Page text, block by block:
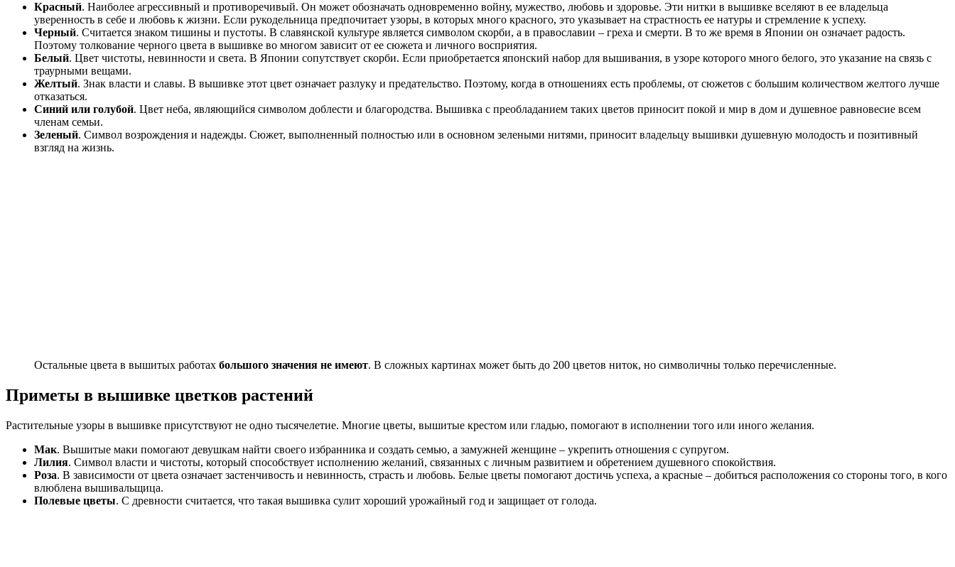
Красный. Наиболее агрессивный и противоречивый. Он может обозначать одновременно войну, мужество, любовь и здоровье. Эти нитки в вышивке вселяют в ее владельца
уверенность в себе и любовь к жизни. Если рукодельница предпочитает узоры, в которых много красного, это указывает на страстность ее натуры и стремление к успеху.
Черный. Считается знаком тишины и пустоты. В славянской культуре является символом скорби, а в православии – греха и смерти. В то же время в Японии он означает радость.
Поэтому толкование черного цвета в вышивке во многом зависит от ее сюжета и личного восприятия.
Белый. Цвет чистоты, невинности и света. В Японии сопутствует скорби. Если приобретается японский набор для вышивания, в узоре которого много белого, это указание на связь с
траурными вещами.
Желтый. Знак власти и славы. В вышивке этот цвет означает разлуку и предательство. Поэтому, когда в отношениях есть проблемы, от сюжетов с большим количеством желтого лучше
отказаться.
Синий или голубой. Цвет неба, являющийся символом доблести и благородства. Вышивка с преобладанием таких цветов приносит покой и мир в дом и душевное равновесие всем
членам семьи.
Зеленый. Символ возрождения и надежды. Сюжет, выполненный полностью или в основном зелеными нитями, приносит владельцу вышивки душевную молодость и позитивный
взгляд на жизнь.
Остальные цвета в вышитых работах большого значения не имеют. В сложных картинах может быть до 200 цветов ниток, но символичны только перечисленные.
Приметы в вышивке цветков растений
Растительные узоры в вышивке присутствуют не одно тысячелетие. Многие цветы, вышитые крестом или гладью, помогают в исполнении того или иного желания.
Мак. Вышитые маки помогают девушкам найти своего избранника и создать семью, а замужней женщине – укрепить отношения с супругом.
Лилия. Символ власти и чистоты, который способствует исполнению желаний, связанных с личным развитием и обретением душевного спокойствия.
Роза. В зависимости от цвета означает застенчивость и невинность, страсть и любовь. Белые цветы помогают достичь успеха, а красные – добиться расположения со стороны того, в кого
влюблена вышивальщица.
Полевые цветы. С древности считается, что такая вышивка сулит хороший урожайный год и защищает от голода.